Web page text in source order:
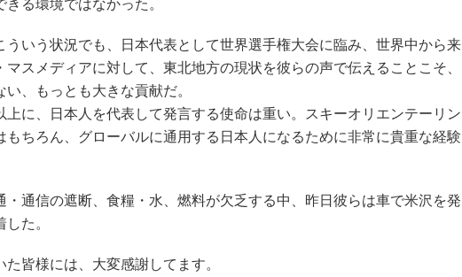
きる環境ではなかった。
ういう状況でも、日本代表として世界選手権大会に臨み、世界中から来
マスメディアに対して、東北地方の現状を彼らの声で伝えることこそ、
、もっとも大きな貢献だ。
上に、日本人を代表して発言する使命は重い。スキーオリエンテーリン
もちろん、グローバルに通用する日本人になるために非常に貴重な経験
・通信の遮断、食糧・水、燃料が欠乏する中、昨日彼らは車で米沢を発
た。
た皆様には、大変感謝してます。